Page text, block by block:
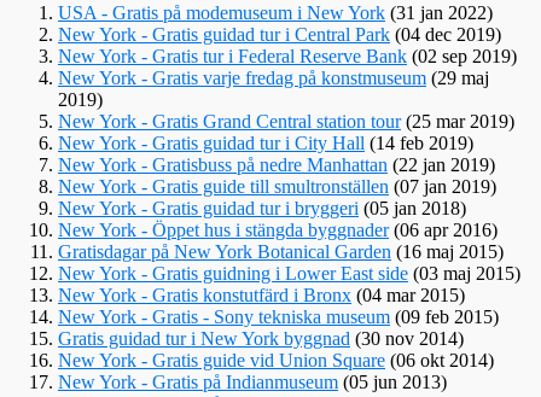
USA - Gratis på modemuseum i New York (31 jan 2022)
New York - Gratis guidad tur i Central Park (04 dec 2019)
New York - Gratis tur i Federal Reserve Bank (02 sep 2019)
New York - Gratis varje fredag på konstmuseum (29 maj
2019)
New York - Gratis Grand Central station tour(25 mar 2019)
New York - Gratis guidad tur i City Hall (14 feb 2019)
New York - Gratisbuss på nedre Manhattan (22 jan 2019)
New York - Gratis guide till smultronställen (07 jan 2019)
New York - Gratis guidad tur i bryggeri (05 jan 2018)
New York - Öppet hus i stängda byggnader(06 apr 2016)
Gratisdagar på New York Botanical Garden (16 maj 2015)
New York - Gratis guidning i Lower East side (03 maj 2015)
New York - Gratis konstutfärd i Bronx (04 mar 2015)
New York - Gratis - Sony tekniska museum (09 feb 2015)
Gratis guidad tur i New York byggnad (30 nov 2014)
New York - Gratis guide vid Union Square (06 okt 2014)
New York - Gratis på Indianmuseum (05 jun 2013)